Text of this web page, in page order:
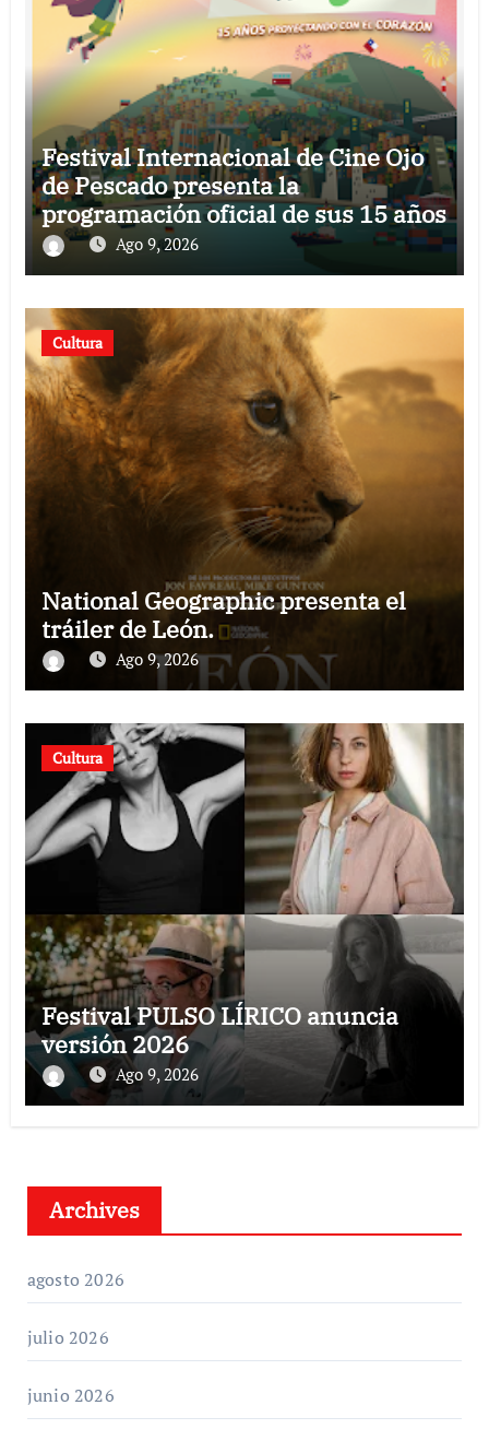
Festival Internacional de Cine Ojo
de Pescado presenta la
programación oficial de sus 15 años
Ago 9, 2026
Cultura
National Geographic presenta el
tráiler de León.
Ago 9, 2026
Cultura
Festival PULSO LÍRICO anuncia
versión 2026
Ago 9, 2026
Archives
agosto 2026
julio 2026
junio 2026